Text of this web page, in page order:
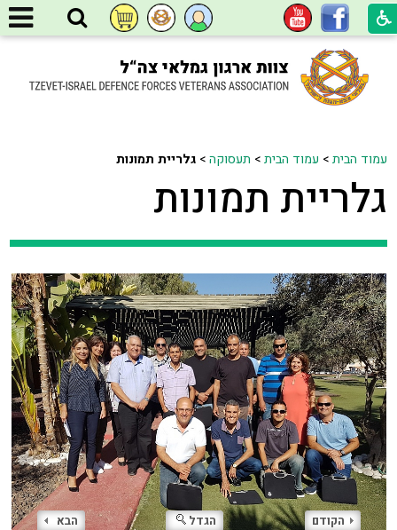
עמוד הבית> עמוד הבית> תעסוקה>גלריית תמונות
גלריית תמונות
הקודם הגדל הבא